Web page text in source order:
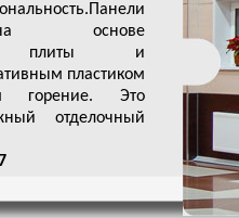
основе
плиты и
пластиком
горение. Это
отделочный